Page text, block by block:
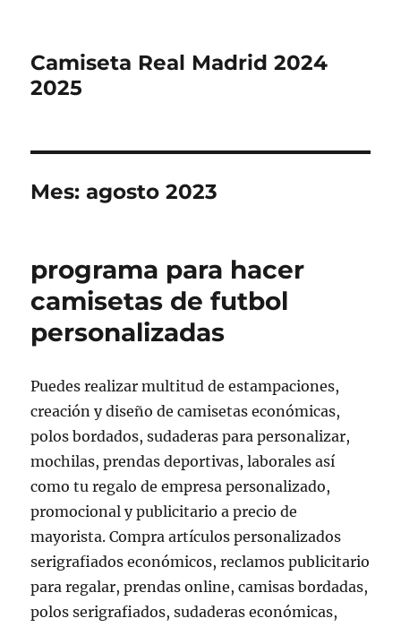
Camiseta Real Madrid 2024
2025
Mes:agosto 2023
programa para hacer
camisetas de futbol
personalizadas
Puedes realizar multitud de estampaciones,
creación y diseño de camisetas económicas,
polos bordados, sudaderas para personalizar,
mochilas, prendas deportivas, laborales así
como tu regalo de empresa personalizado,
promocional y publicitario a precio de
mayorista. Compra artículos personalizados
serigrafiados económicos, reclamos publicitario
para regalar, prendas online, camisas bordadas,
polos serigrafiados, sudaderas económicas,